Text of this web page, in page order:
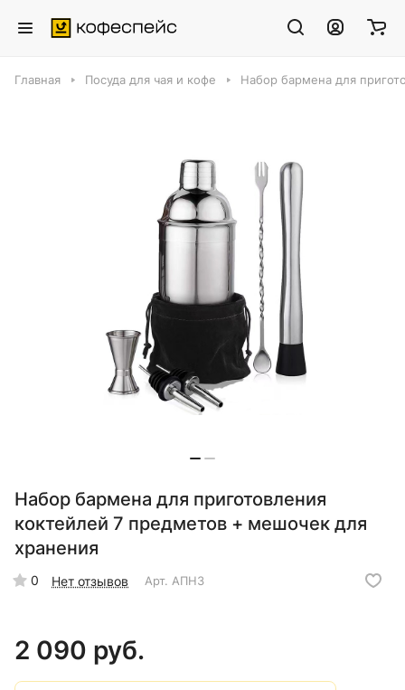
Главная Посуда для чая и кофе Набор бармена для
Набор бармена для приготовления
коктейлей 7 предметов + мешочек для
хранения
0 Нет отзывов Арт. АПН3
2 090 руб.